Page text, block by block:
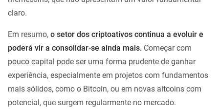
claro.
Em resumo, o setor dos criptoativos continua a evoluir e
poderá vir a consolidar-se ainda mais. Começar com
pouco capital pode ser uma forma prudente de ganhar
experiência, especialmente em projetos com fundamentos
mais sólidos, como o Bitcoin, ou em novas altcoins com
potencial, que surgem regularmente no mercado.